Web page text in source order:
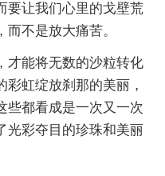
要让我们心里的戈壁荒
不是放大痛苦。
才能将无数的沙粒转化
虹绽放刹那的美丽，
些都看成是一次又一次
光彩夺目的珍珠和美丽